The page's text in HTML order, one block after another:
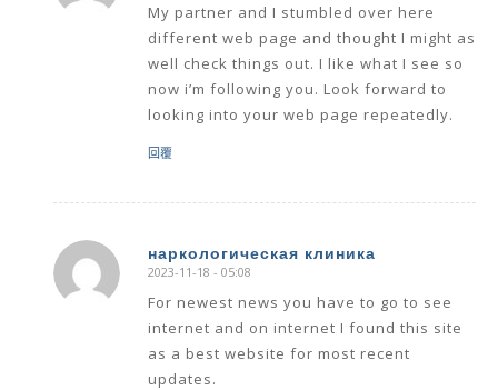
My partner and I stumbled over here
different web page and thought I might as
well check things out. I like what I see so
now i’m following you. Look forward to
looking into your web page repeatedly.
回覆
наркологическая клиника
says:
2023-11-18 - 05:08
For newest news you have to go to see
internet and on internet I found this site
as a best website for most recent
updates.